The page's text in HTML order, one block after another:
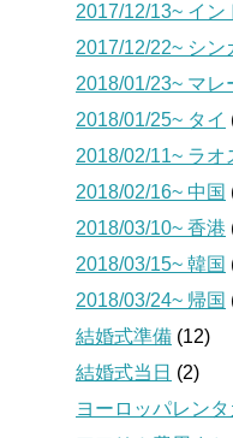
2017/12/13~ イン
2017/12/22~ シ
2018/01/23~ マレ
2018/01/25~ タイ
2018/02/11~ ラオ
2018/02/16~ 中国
2018/03/10~ 香港
2018/03/15~ 韓国
2018/03/24~ 帰国
結婚式準備 (12)
結婚式当日 (2)
ヨーロッパレン